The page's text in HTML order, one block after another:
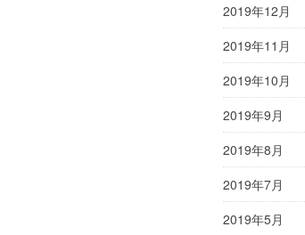
2019年12月
2019年11月
2019年10月
2019年9月
2019年8月
2019年7月
2019年5月